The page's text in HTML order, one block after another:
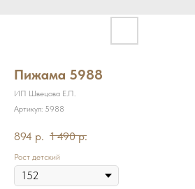
Пижама 5988
ИП Швецова Е.П.
Артикул: 5988
894 р. 1 490 р.
Рост детский